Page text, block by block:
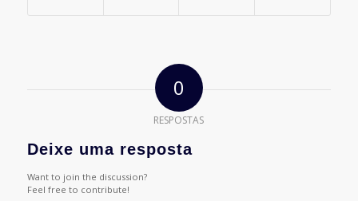
0
RESPOSTAS
Deixe uma resposta
Want to join the discussion?
Feel free to contribute!